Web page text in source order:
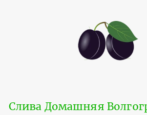
Слива Домашняя